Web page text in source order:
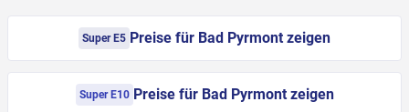
Super E5 Preise für Bad Pyrmont zeigen
Super E10 Preise für Bad Pyrmont zeigen